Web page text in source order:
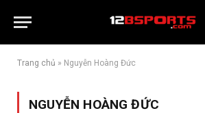
Trang chủ » Nguyễn Hoàng Đức
NGUYỄN HOÀNG ĐỨC